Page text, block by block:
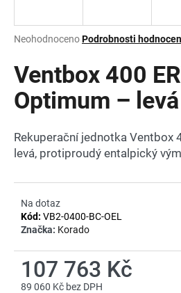
Průměrné
produktu
je
0,0
z
hvězdiček.
NeohodnocenoPodrobnosti
Ventbox 400
Optimum – levá
Rekuperační jednotka Ventbox
levá, protiproudý entalpický
Na dotaz
Kód: VB2-0400-BC-OEL
Značka: Korado
107 763 Kč
89 060 Kč bez DPH
j
t
?
HLEDAT
D
o
p